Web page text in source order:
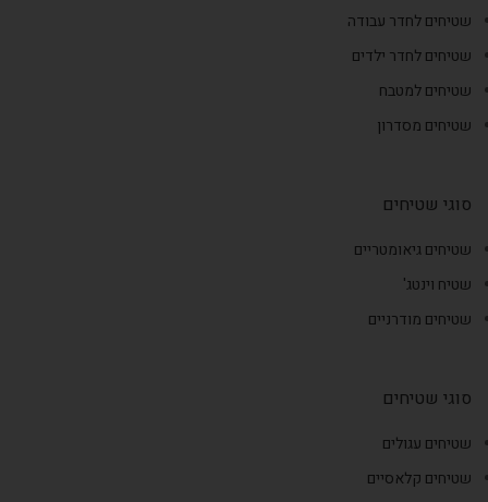
שטיחים לחדר עבודה
שטיחים לחדר ילדים
שטיחים למטבח
שטיחים מסדרון
סוגי שטיחים
שטיחים גיאומטריים
שטיח וינטג'
שטיחים מודרניים
סוגי שטיחים
שטיחים עגולים
שטיחים קלאסיים